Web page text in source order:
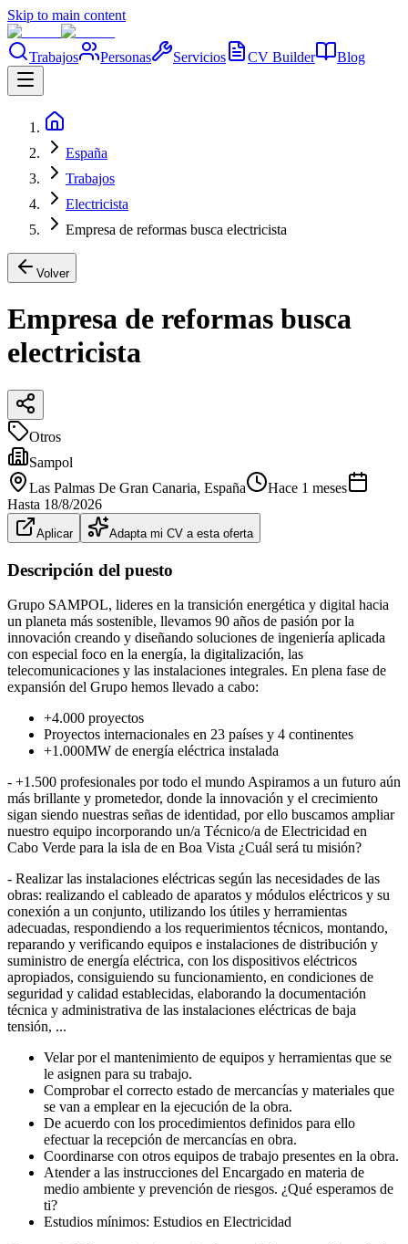
Skip to main content
Trabajos Personas Servicios CV Builder Blog
España
Trabajos
Electricista
Empresa de reformas busca electricista
Volver
Empresa de reformas busca
electricista
Otros
Sampol
Las Palmas De Gran Canaria, España
Hace 1 meses
Hasta 18/8/2026
Aplicar Adapta mi CV a esta oferta
Descripción del puesto
Grupo SAMPOL, lideres en la transición energética y digital hacia
un planeta más sostenible, llevamos 90 años de pasión por la
innovación creando y diseñando soluciones de ingeniería aplicada
con especial foco en la energía, la digitalización, las
telecomunicaciones y las instalaciones integrales. En plena fase de
expansión del Grupo hemos llevado a cabo:
+4.000 proyectos
Proyectos internacionales en 23 países y 4 continentes
+1.000MW de energía eléctrica instalada
- +1.500 profesionales por todo el mundo Aspiramos a un futuro aún
más brillante y prometedor, donde la innovación y el crecimiento
sigan siendo nuestras señas de identidad, por ello buscamos ampliar
nuestro equipo incorporando un/a Técnico/a de Electricidad en
Cabo Verde para la isla de en Boa Vista ¿Cuál será tu misión?
- Realizar las instalaciones eléctricas según las necesidades de las
obras: realizando el cableado de aparatos y módulos eléctricos y su
conexión a un conjunto, utilizando los útiles y herramientas
adecuadas, respondiendo a los requerimientos técnicos, montando,
reparando y verificando equipos e instalaciones de distribución y
suministro de energía eléctrica, con los dispositivos eléctricos
apropiados, consiguiendo su funcionamiento, en condiciones de
seguridad y calidad establecidas, elaborando la documentación
técnica y administrativa de las instalaciones eléctricas de baja
tensión, ...
Velar por el mantenimiento de equipos y herramientas que se
le asignen para su trabajo.
Comprobar el correcto estado de mercancías y materiales que
se van a emplear en la ejecución de la obra.
De acuerdo con los procedimientos definidos para ello
efectuar la recepción de mercancías en obra.
Coordinarse con otros equipos de trabajo presentes en la obra.
Atender a las instrucciones del Encargado en materia de
medio ambiente y prevención de riesgos. ¿Qué esperamos de
ti?
Estudios mínimos: Estudios en Electricidad